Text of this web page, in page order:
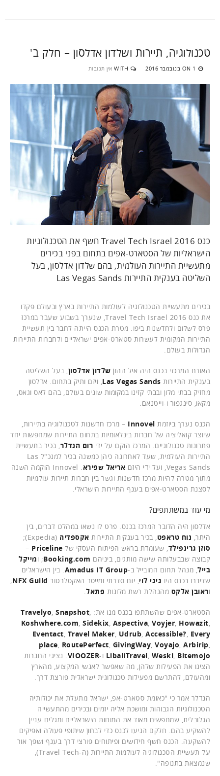
טכנולוגיה, תיירות ושלדון אדלסון – חלק ב'
ON 1 בנובמבר 2016 WITH אין תגובות
כנס Travel Tech Israel 2016 חשף את הטכנולוגיות
הישראליות של הסטארט-אפים בתחום בפני בכירים
מתעשיית התיירות העולמית, בהם שלדון אדלסון, בעל
השליטה בענקית התיירות Las Vegas Sands
בכירים מתעשיית הטכנולוגיה לעולמות התיירות בארץ ובעולם פקדו
את כנס Travel Tech Israel 2016, שנערך בשבוע שעבר במרכז
פרס לשלום ולחדשנות ביפו. מטרת הכנס הייתה לחבר בין תעשיית
התיירות המקומית לעשרות סטארט-אפים ישראליים ולחברות התיירות
הגדולות בעולם.
האורח המרכזי בכנס היה איל ההון שלדון אדלסון , בעל השליטה
בענקית התיירות Las Vegas Sands , ויזם ותיק בתחום. אדלסון
מחזיק בבתי מלון ובבתי קזינו במקומות שונים בעולם, בהם לאס וגאס,
מקאו, סינגפור ו-וייטנאם.
הכנס נערך ביוזמת Innovel – מרכז חדשנות לטכנולוגיה בתיירות,
שיוצר קואליציה של חברות בינלאומיות בתחום התיירות שמחפשות יחד
פתרונות טכנולוגיים. המרכז הוקם על ידי רום הנדלר , בכיר בתעשיית
התיירות העולמית, שעד לאחרונה כיהן כמשנה בכיר למנכ"ל Las
Vegas Sands, ועל ידי היזם
אריאל שפירא
. Innovel הוקמה השנה
מתוך מטרה להיות מרכז חדשנות וגשר בין חברות תיירות עולמיות
לסצנת הסטארט-אפים בענף התיירות הישראלי.
מי עוד במשתתפים?
אדלסון היה הדובר המרכז בכנס. פרט לו נשאו במהלכו דברים, בין
היתר, נוח טראפט , בכיר בענקית התיירות אקספדיה (Expedia);
סוזן גרינפילד , שעומדת בראש הפיתוח העסקי של Priceline
–
קבוצה שבבעלותה שישה מותגים, ביניהם Booking.com; ומייקל
בייל , מנהל תחום המובייל ב-Amadus IT Group . בין הישראלים
שדיברו בכנס היו גיגי לוי , יזם סדרתי ומייסד האקסלרטור NFX Guild
;
וראובן אלקס מהנהלת רשת מלונות פתאל
הסטארט-אפים שהשתתפו בכנס מנו את: Travelyo Snapshot
Koshwhere.com Sidekix Aspectiva Voyjer Howazit
Eventact Travel Maker Udrub Accessible? Every
place RoutePerfect GivingWay Voyajo Arbirip
LibaliTravel Weski Bitemojo ו-VIOOZER . נציגי החברות
הציגו את הפעילות שלהן, מה שאפשר לאנשי המקצוע, מהארץ
ומהעולם, להתרשם מפעילות טכנולוגית ישראלית פורצת דרך.
הנדלר אמר כי "כאומת סטארט-אפ, ישראל מתעלת את יכולותיה
הטכנולוגיות הגבוהות ומושכת אליה יזמים ובכירים מהתעשייה
הגלובלית, שמחפשים מאוד את המוחות הישראליים ומגלים עניין
להשקיע בהם. חלקם הגיעו לכנס כדי לבחון שיתופי פעולה ואפיקים
להשקעה. הכנס חשף חידושים ופיתוחים פורצי דרך בענף ושפך אור
על תעשיית הטכנולוגיה לעולמות התיירות (ה-Travel Tech),
שנמצאת בתנופה".